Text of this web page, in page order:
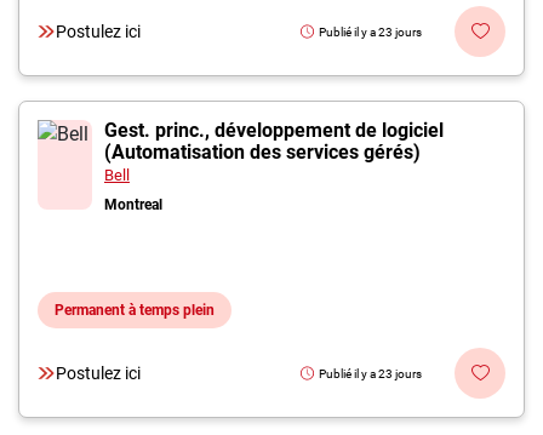
Postulez ici Publié il y a 23 jours
Gest. princ., développement de logiciel
(Automatisation des services gérés)
Bell
Montreal
Permanent à temps plein
Postulez ici Publié il y a 23 jours